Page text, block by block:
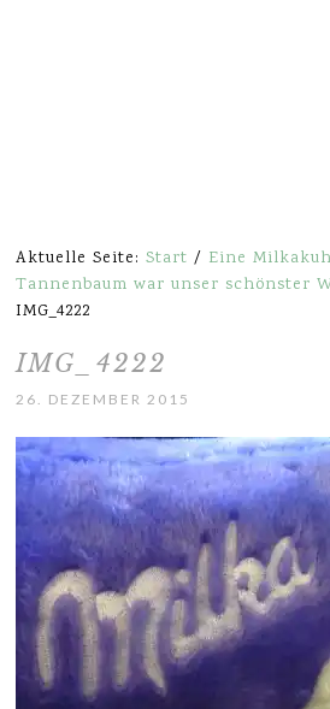
Aktuelle Seite:Start / Eine
Tannenbaum war unser schönster
IMG_4222
IMG_4222
26. DEZEMBER 2015